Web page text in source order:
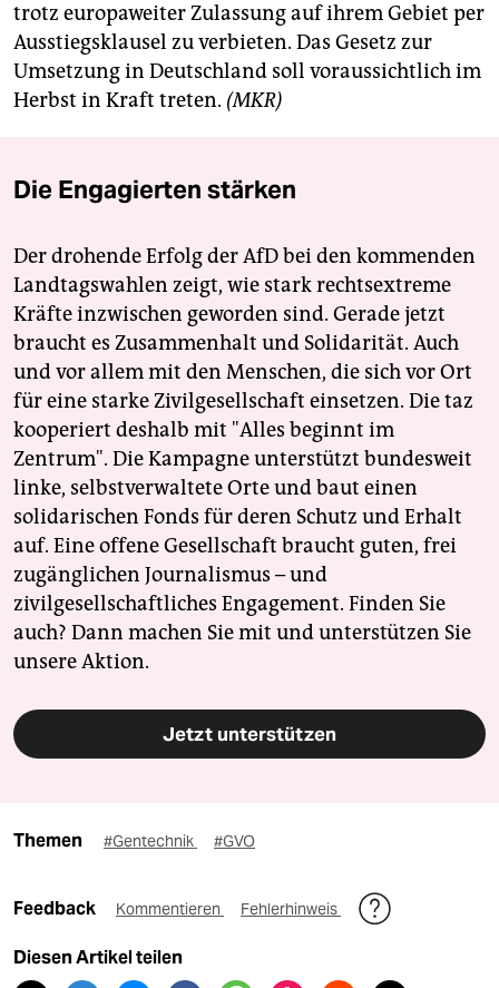
trotz europaweiter Zulassung auf ihrem Gebiet per
Ausstiegsklausel zu verbieten. Das Gesetz zur
Umsetzung in Deutschland soll voraussichtlich im
Herbst in Kraft treten. (MKR)
Die Engagierten stärken
Der drohende Erfolg der AfD bei den kommenden
Landtagswahlen zeigt, wie stark rechtsextreme
Kräfte inzwischen geworden sind. Gerade jetzt
braucht es Zusammenhalt und Solidarität. Auch
und vor allem mit den Menschen, die sich vor Ort
für eine starke Zivilgesellschaft einsetzen. Die taz
kooperiert deshalb mit "Alles beginnt im
Zentrum". Die Kampagne unterstützt bundesweit
linke, selbstverwaltete Orte und baut einen
solidarischen Fonds für deren Schutz und Erhalt
auf. Eine offene Gesellschaft braucht guten, frei
zugänglichen Journalismus – und
zivilgesellschaftliches Engagement. Finden Sie
auch? Dann machen Sie mit und unterstützen Sie
unsere Aktion.
Jetzt unterstützen
Themen #Gentechnik #GVO
Feedback Kommentieren Fehlerhinweis
Diesen Artikel teilen